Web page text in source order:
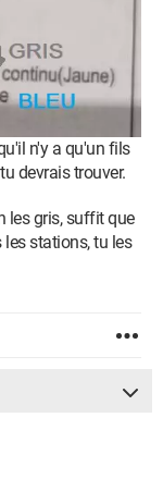
n'y a qu'un fils
devrais trouver.
les gris, suffit que
stations, tu les